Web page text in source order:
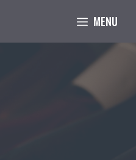
MENU